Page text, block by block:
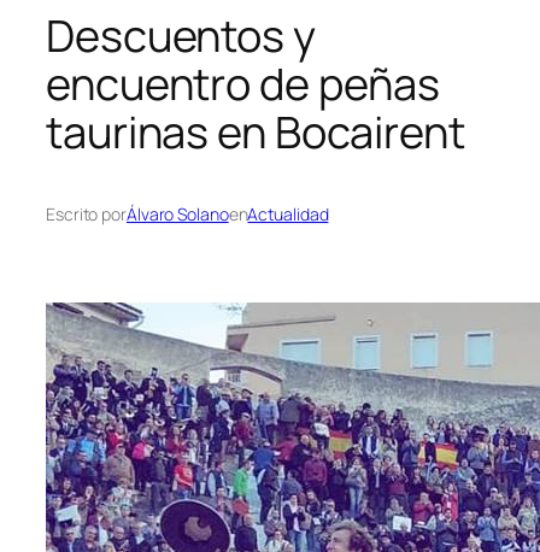
Descuentos y
encuentro de peñas
taurinas en Bocairent
Escrito porÁlvaro SolanoenActualidad